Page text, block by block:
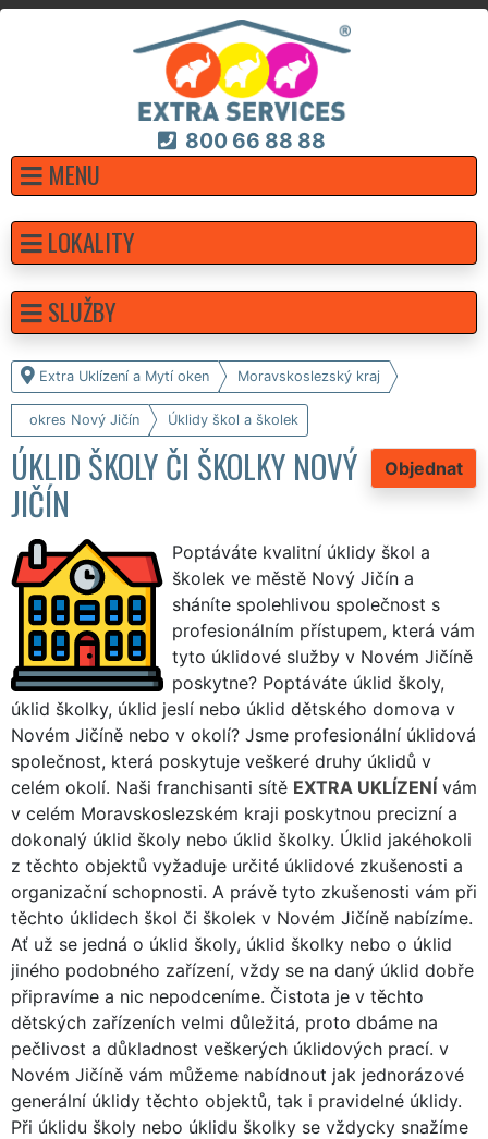
800 66 88 88
MENU
Extra Uklízení a Mytí oken Moravskoslezský kraj
okres Nový Jičín Úklidy škol a školek
Objednat
ÚKLID ŠKOLY ČI ŠKOLKY NOVÝ
JIČÍN
Poptáváte kvalitní úklidy škol a
školek ve městě Nový Jičín a
sháníte spolehlivou společnost s
profesionálním přístupem, která vám
tyto úklidové služby v Novém Jičíně
poskytne? Poptáváte úklid školy,
úklid školky, úklid jeslí nebo úklid dětského domova v
Novém Jičíně nebo v okolí? Jsme profesionální úklidová
společnost, která poskytuje veškeré druhy úklidů v
celém okolí. Naši franchisanti sítě EXTRA UKLÍZENÍ vám
v celém Moravskoslezském kraji poskytnou precizní a
dokonalý úklid školy nebo úklid školky. Úklid jakéhokoli
z těchto objektů vyžaduje určité úklidové zkušenosti a
organizační schopnosti. A právě tyto zkušenosti vám při
těchto úklidech škol či školek v Novém Jičíně nabízíme.
Ať už se jedná o úklid školy, úklid školky nebo o úklid
jiného podobného zařízení, vždy se na daný úklid dobře
připravíme a nic nepodceníme. Čistota je v těchto
dětských zařízeních velmi důležitá, proto dbáme na
pečlivost a důkladnost veškerých úklidových prací. v
Novém Jičíně vám můžeme nabídnout jak jednorázové
generální úklidy těchto objektů, tak i pravidelné úklidy.
Při úklidu školy nebo úklidu školky se vždycky snažíme
LOKALITY
SLUŽBY